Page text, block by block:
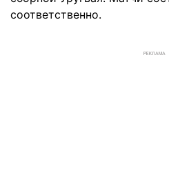
соответственно.
РЕКЛАМА